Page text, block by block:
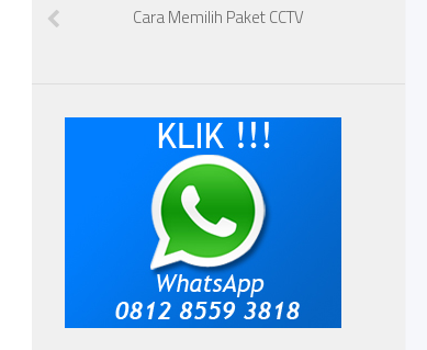
Cara Memilih Paket CCTV